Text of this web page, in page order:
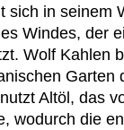
sich in seinem
Windes, der
Wolf Kahlen
Garten
Altöl, das
wodurch die